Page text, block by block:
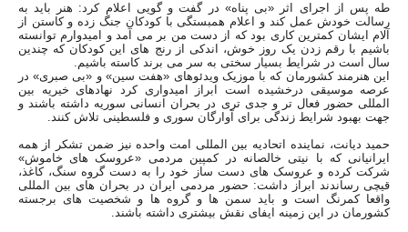
طه پس از اجرای اثر «بی پناه» در گفت و گویی اعلام کرد: هنر باید به
رسالت خودش عمل کند و اعلام همبستگی با کودکان جنگ زده و کاستن از
آلام ایشان کمترین کاری بود که از دست من بر می آمد و امیدوارم توانسته
باشیم با رقم زدن یک روز خوش، اندکی از رنج های این کودکان که چندین
سال است در شرایط بسیار سختی به سر می برند کاسته باشیم.
این هنرمند کشورمان که با موزیک ویدئوهای «هفت سین» و «بی صبری» در
عرصه موسیقی درخشیده است ابراز امیدواری کرد نهادهای خیریه بین
المللی حضور فعال تر و جدی تری در بحران انسانی سوریه داشته باشند و
جهت بهبود شرایط زندگی برای آوارگان سوری و فلسطینی تلاش کنند.
حمید دیانت، نماینده اتحادیه بین المللی امت واحده نیز ضمن تشکر از همه
ایرانیانی که با نیتی خالصانه در کمپین مردمی «عروسک های خاموش»
شرکت کرده و عروسک های دست ساز خود را به دست گروه سنگ، کاغذ،
قیچی رساندند ابراز داشت: حضور مردمی ایران در بحران های بین المللی
واقعا کمرنگ است و باید سمن ها و گروه ها و شخصیت های برجسته
کشورمان در این زمینه ایفای نقش بیشتری داشته باشند.